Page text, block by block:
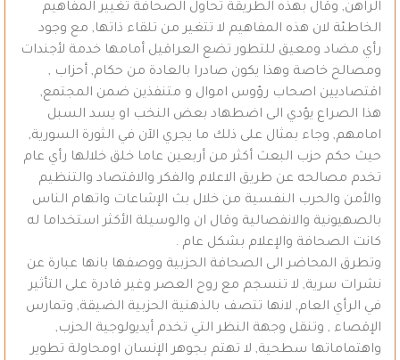
الراهن, وقال بهذه الطريقة تحاول الصحافة تغيير المفاهيم
الخاطئة لان هذه المفاهيم لا تتغير من تلقاء ذاتها, مع وجود
رأي مضاد ومعيق للتطور تضع العراقيل أمامها خدمة لأجندات
ومصالح خاصة وهذا يكون صادرا بالعادة من حكام, أحزاب ,
اقتصاديين اصحاب رؤوس اموال و متنفذين ضمن المجتمع,
هذا الصراع يؤدي الى اضطهاد بعض النخب او يسد السبل
امامهم, وجاء بمثال على ذلك ما يجري الآن في الثورة السورية,
حيث حكم حزب البعث أكثر من أربعين عاما خلق خلالها رأي عام
تخدم مصالحه عن طريق الاعلام والفكر والاقتصاد والتنظيم
والأمن والحرب النفسية من خلال بث الإشاعات واتهام الناس
بالصهيونية والانفصالية وقال ان والوسيلة الأكثر استخداما له
كانت الصحافة والإعلام بشكل عام .
وتطرق المحاضر الى الصحافة الحزبية ووصفها بانها عبارة عن
نشرات سرية, لا تنسجم مع روح العصر وغير قادرة على التأثير
في الرأي العام, لانها تتصف بالذهنية الحزبية الضيقة, وتمارس
الإقصاء , وتنقل وجهة النظر التي تخدم أيديولوجية الحزب,
واهتماماتها سطحية, لا تهتم بجوهر الإنسان اومحاولة تطوير